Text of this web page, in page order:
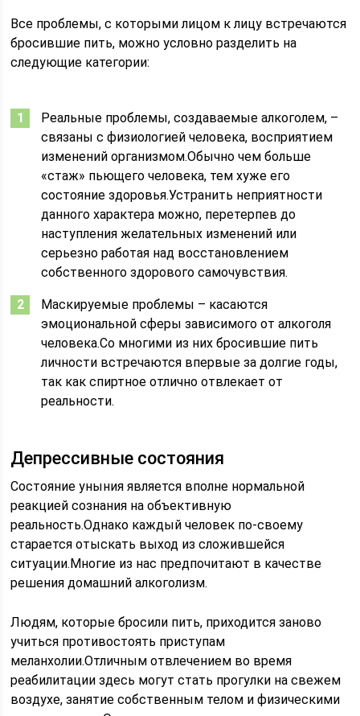
Все проблемы, с которыми лицом к лицу встречаются
бросившие пить, можно условно разделить на
следующие категории:
Реальные проблемы, создаваемые алкоголем, –
связаны с физиологией человека, восприятием
изменений организмом.Обычно чем больше
«стаж» пьющего человека, тем хуже его
состояние здоровья.Устранить неприятности
данного характера можно, перетерпев до
наступления желательных изменений или
серьезно работая над восстановлением
собственного здорового самочувствия.
Маскируемые проблемы – касаются
эмоциональной сферы зависимого от алкоголя
человека.Со многими из них бросившие пить
личности встречаются впервые за долгие годы,
так как спиртное отлично отвлекает от
реальности.
Депрессивные состояния
Состояние уныния является вполне нормальной
реакцией сознания на объективную
реальность.Однако каждый человек по-своему
старается отыскать выход из сложившейся
ситуации.Многие из нас предпочитают в качестве
решения домашний алкоголизм.
Людям, которые бросили пить, приходится заново
учиться противостоять приступам
меланхолии.Отличным отвлечением во время
реабилитации здесь могут стать прогулки на свежем
воздухе, занятие собственным телом и физическими